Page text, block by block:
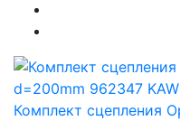
Комплект сцепления